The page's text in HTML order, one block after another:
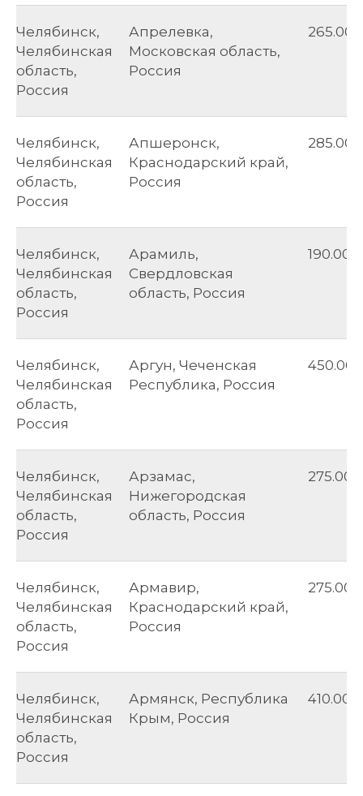
Челябинск,
Челябинская
область,
Россия
Апрелевка,
Московская область,
Россия
265.00
Челябинск,
Челябинская
область,
Россия
Апшеронск,
Краснодарский край,
Россия
285.00
Челябинск,
Челябинская
область,
Россия
Арамиль,
Свердловская
область, Россия
190.00
Челябинск,
Челябинская
область,
Россия
Аргун, Чеченская
Республика, Россия
450.00
Челябинск,
Челябинская
область,
Россия
Арзамас,
Нижегородская
область, Россия
275.00
Челябинск,
Челябинская
область,
Россия
Армавир,
Краснодарский край,
Россия
275.00
Челябинск,
Челябинская
область,
Россия
Армянск, Республика
Крым, Россия
410.00